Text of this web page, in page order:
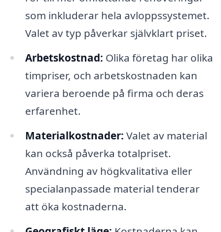
som inkluderar hela avloppssystemet.
Valet av typ påverkar självklart priset.
Arbetskostnad: Olika företag har olika
timpriser, och arbetskostnaden kan
variera beroende på firma och deras
erfarenhet.
Materialkostnader: Valet av material
kan också påverka totalpriset.
Användning av högkvalitativa eller
specialanpassade material tenderar
att öka kostnaderna.